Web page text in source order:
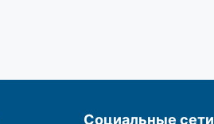
Социальные сети